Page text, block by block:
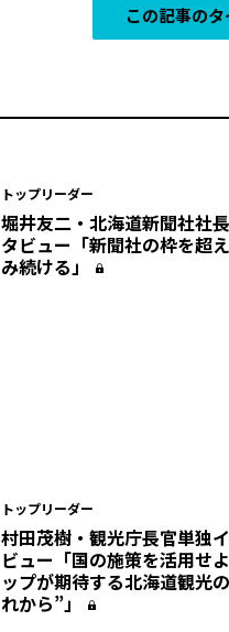
この記事の
トップリーダー
堀井友二・北海道新聞社社
タビュー「新聞社の枠を超
み続ける」
トップリーダー
村田茂樹・観光庁長官単独
ビュー「国の施策を活用せ
ップが期待する北海道観光
れから”」